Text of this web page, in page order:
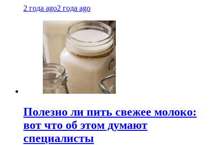
2 года ago2 года ago
Полезно ли пить свежее молоко:
вот что об этом думают
специалисты